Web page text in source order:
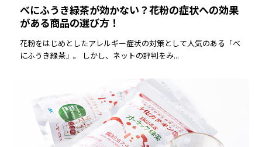
べにふうき緑茶が効かない？花粉の症状への効果
がある商品の選び方！
花粉をはじめとしたアレルギー症状の対策として人気のある「べ
にふうき緑茶」。 しかし、ネットの評判をみ...